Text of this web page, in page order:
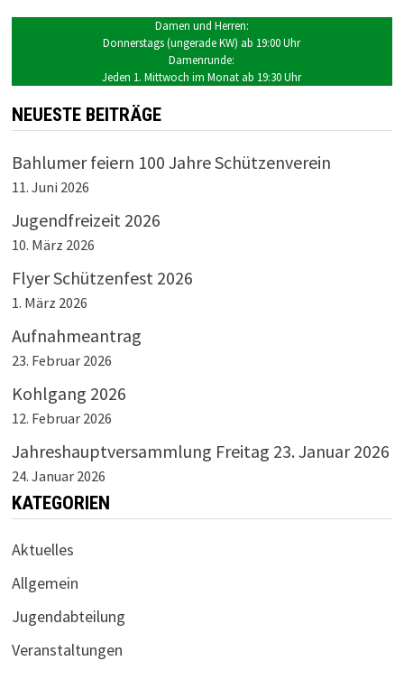
Damen und Herren:
Donnerstags (ungerade KW) ab 19:00 Uhr
Damenrunde:
Jeden 1. Mittwoch im Monat ab 19:30 Uhr
NEUESTE BEITRÄGE
Bahlumer feiern 100 Jahre Schützenverein
11. Juni 2026
Jugendfreizeit 2026
10. März 2026
Flyer Schützenfest 2026
1. März 2026
Aufnahmeantrag
23. Februar 2026
Kohlgang 2026
12. Februar 2026
Jahreshauptversammlung Freitag 23. Januar 2026
24. Januar 2026
KATEGORIEN
Aktuelles
Allgemein
Jugendabteilung
Veranstaltungen